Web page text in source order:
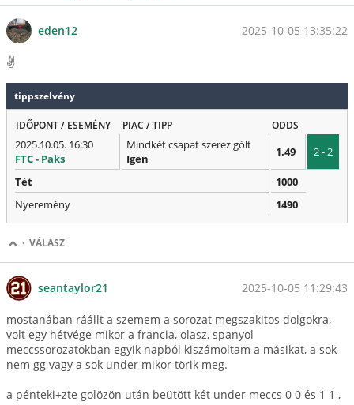
eden12 2025-10-05 13:35:22
✌️
tippszelvény
IDŐPONT / ESEMÉNY PIAC / TIPP ODDS
2025.10.05. 16:30
FTC - Paks
Mindkét csapat szerez gólt
Igen
1.49 2 - 2
Tét
1000
Nyeremény
1490
· VÁLASZ
seantaylor21 2025-10-05 11:29:43
mostanában ráállt a szemem a sorozat megszakitos dolgokra,
volt egy hétvége mikor a francia, olasz, spanyol
meccssorozatokban egyik napból kiszámoltam a másikat, a sok
nem gg vagy a sok under mikor törik meg.
a pénteki+zte golözön után beütött két under meccs 0 0 és 1 1 ,